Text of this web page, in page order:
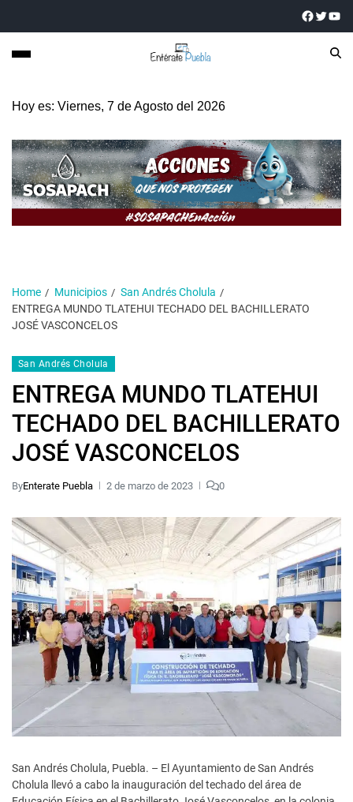
Hoy es: Viernes, 7 de Agosto del 2026
Home Municipios
San Andrés Cholula
ENTREGA MUNDO TLATEHUI TECHADO DEL BACHILLERATO
JOSÉ VASCONCELOS
San Andrés Cholula
ENTREGA MUNDO TLATEHUI
TECHADO DEL BACHILLERATO
JOSÉ VASCONCELOS
ByEnterate Puebla 2 de marzo de 2023 0
San Andrés Cholula, Puebla. – El Ayuntamiento de San Andrés
Cholula llevó a cabo la inauguración del techado del área de